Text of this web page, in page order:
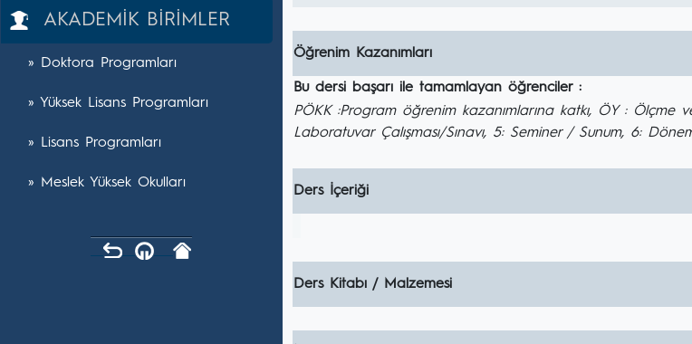
AKADEMİK BİRİMLER
» Doktora Programları
» Yüksek Lisans Programları
» Lisans Programları
» Meslek Yüksek Okulları
Öğrenim Kazanımları
Bu dersi başarı ile tamamlayan öğrenciler :
PÖKK :Program öğrenim kazanımlarına katkı, ÖY : Ölçme
Laboratuvar Çalışması/Sınavı, 5: Seminer / Sunum, 6:
Ders İçeriği
Ders Kitabı / Malzemesi